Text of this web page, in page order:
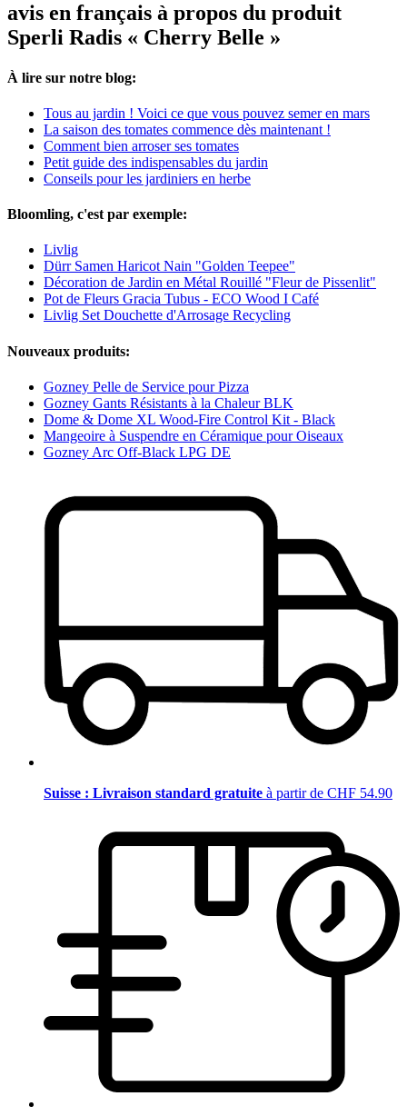
avis en français à propos du produit
Sperli Radis « Cherry Belle »
À lire sur notre blog:
Tous au jardin ! Voici ce que vous pouvez semer en mars
La saison des tomates commence dès maintenant !
Comment bien arroser ses tomates
Petit guide des indispensables du jardin
Conseils pour les jardiniers en herbe
Bloomling, c'est par exemple:
Livlig
Dürr Samen Haricot Nain "Golden Teepee"
Décoration de Jardin en Métal Rouillé "Fleur de Pissenlit"
Pot de Fleurs Gracia Tubus - ECO Wood I Café
Livlig Set Douchette d'Arrosage Recycling
Nouveaux produits:
Gozney Pelle de Service pour Pizza
Gozney Gants Résistants à la Chaleur BLK
Dome & Dome XL Wood-Fire Control Kit - Black
Mangeoire à Suspendre en Céramique pour Oiseaux
Gozney Arc Off-Black LPG DE
Suisse : Livraison standard gratuite à partir de CHF 54.90